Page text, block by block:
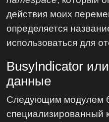
действия моих
определяется
использоваться для
BusyIndicator
данные
Следующим модулем
специализированный